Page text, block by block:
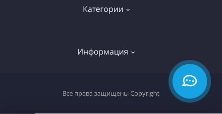
Категории
Российские сигареты
Информация
Все права защищены Copyright